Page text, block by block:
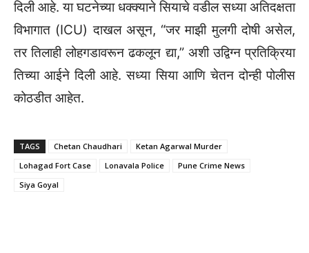
दिली आहे. या घटनेच्या धक्क्याने सियाचे वडील सध्या अतिदक्षता
विभागात (ICU) दाखल असून, “जर माझी मुलगी दोषी असेल,
तर तिलाही लोहगडावरून ढकलून द्या,” अशी उद्विग्न प्रतिक्रिया
तिच्या आईने दिली आहे. सध्या सिया आणि चेतन दोन्ही पोलीस
कोठडीत आहेत.
TAGS Chetan Chaudhari
Ketan Agarwal Murder
Lohagad Fort Case
Lonavala Police
Pune Crime News
Siya Goyal